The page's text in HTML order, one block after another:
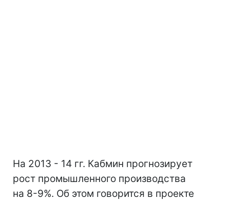
На 2013 - 14 гг. Кабмин прогнозирует
рост промышленного производства
на 8-9%. Об этом говорится в проекте